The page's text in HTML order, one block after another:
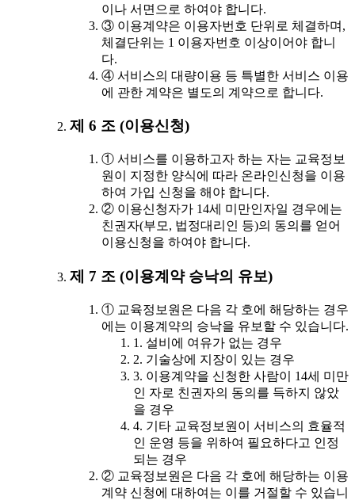
이나 서면으로 하여야 합니다.
③ 이용계약은 이용자번호 단위로 체결하며,
체결단위는 1 이용자번호 이상이어야 합니
다.
④ 서비스의 대량이용 등 특별한 서비스 이용
에 관한 계약은 별도의 계약으로 합니다.
제 6 조 (이용신청)
① 서비스를 이용하고자 하는 자는 교육정보
원이 지정한 양식에 따라 온라인신청을 이용
하여 가입 신청을 해야 합니다.
② 이용신청자가 14세 미만인자일 경우에는
친권자(부모, 법정대리인 등)의 동의를 얻어
이용신청을 하여야 합니다.
제 7 조 (이용계약 승낙의 유보)
① 교육정보원은 다음 각 호에 해당하는 경우
에는 이용계약의 승낙을 유보할 수 있습니다.
1. 설비에 여유가 없는 경우
2. 기술상에 지장이 있는 경우
3. 이용계약을 신청한 사람이 14세 미만
인 자로 친권자의 동의를 득하지 않았
을 경우
4. 기타 교육정보원이 서비스의 효율적
인 운영 등을 위하여 필요하다고 인정
되는 경우
② 교육정보원은 다음 각 호에 해당하는 이용
계약 신청에 대하여는 이를 거절할 수 있습니